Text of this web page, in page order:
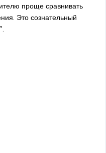
проще сравнивать
Это сознательный